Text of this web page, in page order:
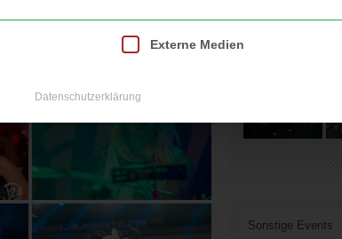
Sonstige Events
Gruppe ist essenziell und kann nicht abgewählt werden.
Externe Medien
Datenschutzerklärung